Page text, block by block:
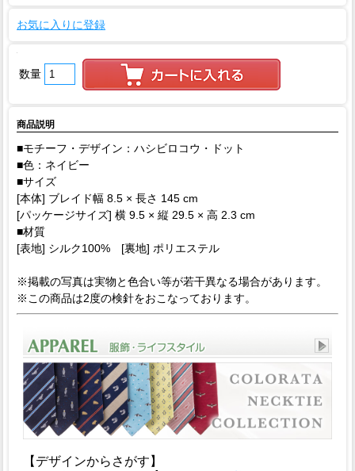
お気に入りに登録
数量
商品説明
■モチーフ・デザイン：ハシビロコウ・ドット
■色：ネイビー
■サイズ
[本体] ブレイド幅 8.5 × 長さ 145 cm
[パッケージサイズ] 横 9.5 × 縦 29.5 × 高 2.3 cm
■材質
[表地] シルク100% [裏地] ポリエステル
※掲載の写真は実物と色合い等が若干異なる場合があります。
※この商品は2度の検針をおこなっております。